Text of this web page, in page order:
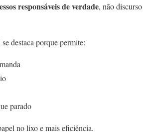
responsáveis de verdade, não discurso
destaca porque permite:
parado
no lixo e mais eficiência.